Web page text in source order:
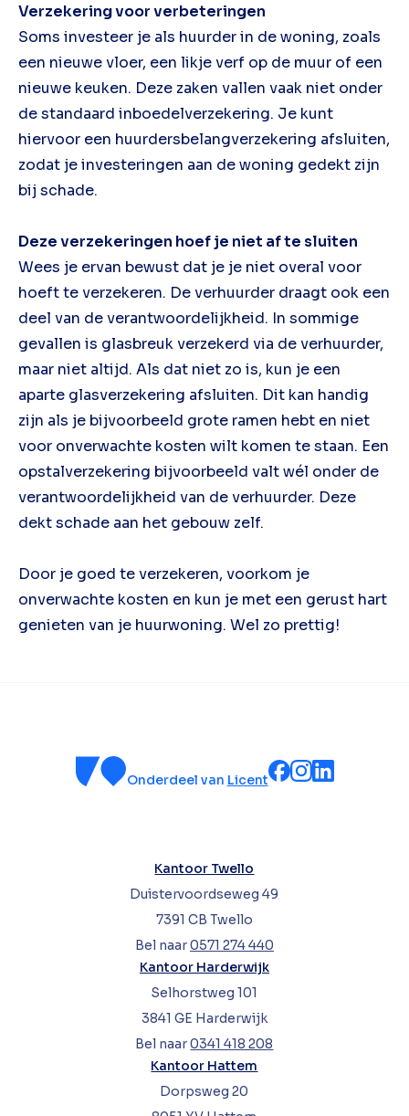
Verzekering voor verbeteringen
Soms investeer je als huurder in de woning, zoals
een nieuwe vloer, een likje verf op de muur of een
nieuwe keuken. Deze zaken vallen vaak niet onder
de standaard inboedelverzekering. Je kunt
hiervoor een huurdersbelangverzekering afsluiten,
zodat je investeringen aan de woning gedekt zijn
bij schade.
Deze verzekeringen hoef je niet af te sluiten
Wees je ervan bewust dat je je niet overal voor
hoeft te verzekeren. De verhuurder draagt ook een
deel van de verantwoordelijkheid. In sommige
gevallen is glasbreuk verzekerd via de verhuurder,
maar niet altijd. Als dat niet zo is, kun je een
aparte glasverzekering afsluiten. Dit kan handig
zijn als je bijvoorbeeld grote ramen hebt en niet
voor onverwachte kosten wilt komen te staan. Een
opstalverzekering bijvoorbeeld valt wél onder de
verantwoordelijkheid van de verhuurder. Deze
dekt schade aan het gebouw zelf.
Door je goed te verzekeren, voorkom je
onverwachte kosten en kun je met een gerust hart
genieten van je huurwoning. Wel zo prettig!
Onderdeel van Licent
Kantoor Twello
Duistervoordseweg 49
7391 CB Twello
Bel naar0571 274 440
Kantoor Harderwijk
Selhorstweg 101
3841 GE Harderwijk
Bel naar0341 418 208
Kantoor Hattem
Dorpsweg 20